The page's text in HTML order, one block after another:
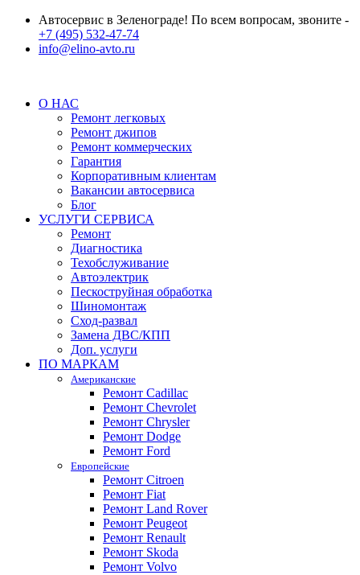
Автосервис в Зеленограде! По всем вопросам, звоните -
+7 (495) 532-47-74
info@elino-avto.ru
О НАС
Ремонт легковых
Ремонт джипов
Ремонт коммерческих
Гарантия
Корпоративным клиентам
Вакансии автосервиса
Блог
УСЛУГИ СЕРВИСА
Ремонт
Диагностика
Техобслуживание
Автоэлектрик
Пескоструйная обработка
Шиномонтаж
Сход-развал
Замена ДВС/КПП
Доп. услуги
ПО МАРКАМ
Американские
Ремонт Cadillac
Ремонт Chevrolet
Ремонт Chrysler
Ремонт Dodge
Ремонт Ford
Европейские
Ремонт Citroen
Ремонт Fiat
Ремонт Land Rover
Ремонт Peugeot
Ремонт Renault
Ремонт Skoda
Ремонт Volvo